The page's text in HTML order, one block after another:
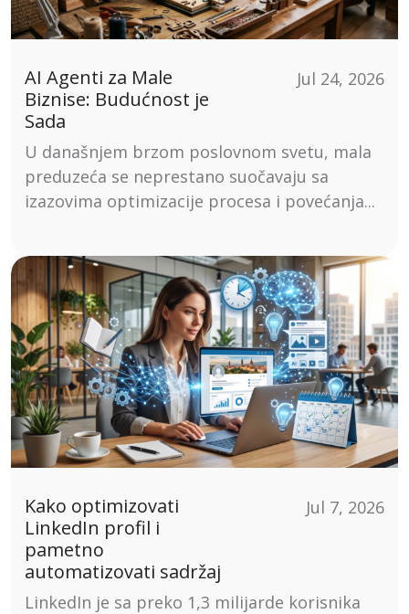
AI Agenti za Male
Biznise: Budućnost je
Sada
Jul 24, 2026
U današnjem brzom poslovnom svetu, mala
preduzeća se neprestano suočavaju sa
izazovima optimizacije procesa i povećanja...
Kako optimizovati
LinkedIn profil i
pametno
automatizovati sadržaj
Jul 7, 2026
LinkedIn je sa preko 1,3 milijarde korisnika